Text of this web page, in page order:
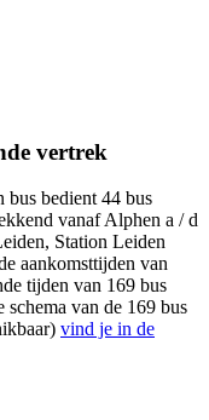
vertrek
bedient 44 bus
vanaf Alphen a / d
Station Leiden
aankomsttijden van
tijden van 169 bus
van de 169 bus
vind je in de